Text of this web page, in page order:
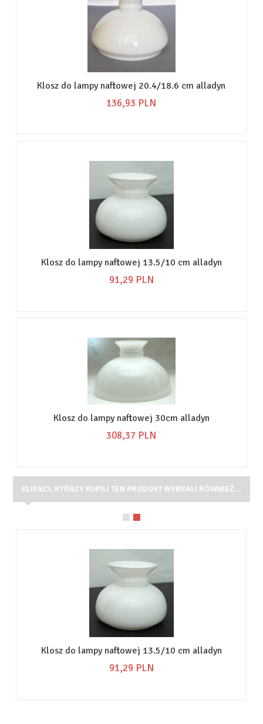
Klosz do lampy naftowej 20.4/18.6 cm alladyn
136,93 PLN
Klosz do lampy naftowej 13.5/10 cm alladyn
91,29 PLN
Klosz do lampy naftowej 30cm alladyn
308,37 PLN
KLIENCI, KTÓRZY KUPILI TEN PRODUKT WYBRALI RÓWNIEŻ...
Klosz do lampy naftowej 13.5/10 cm alladyn
91,29 PLN